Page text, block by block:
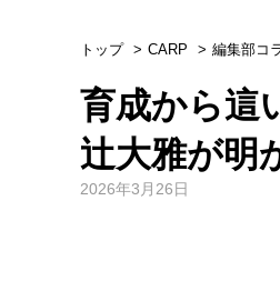
トップ CARP 編集部コ
育成から這
辻大雅が明
2026年3月26日